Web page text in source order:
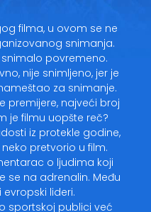
filma, u ovom se ne
snimanja.
povremeno.
nije snimljeno, jer je
za snimanje.
premijere, najveći broj
je filmu uopšte reč?
iz protekle godine,
pretvorio u film.
o ljudima koji
se na adrenalin. Među
lideri.
sportskoj publici već